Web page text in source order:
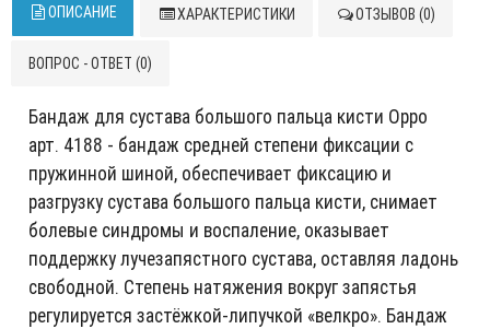
ОПИСАНИЕ ХАРАКТЕРИСТИКИ ОТЗЫВОВ (0)
ВОПРОС - ОТВЕТ (0)
Бандаж для сустава большого пальца кисти Oppo
арт. 4188 - бандаж средней степени фиксации с
пружинной шиной, обеспечивает фиксацию и
разгрузку сустава большого пальца кисти, снимает
болевые синдромы и воспаление, оказывает
поддержку лучезапястного сустава, оставляя ладонь
свободной. Степень натяжения вокруг запястья
регулируется застёжкой-липучкой «велкро». Бандаж